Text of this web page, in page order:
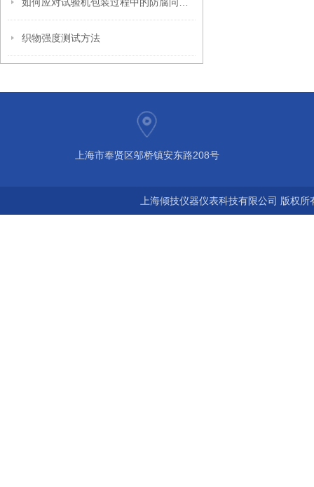
织物强度测试方法
上海市奉贤区邬桥镇安东路208号
上海倾技仪器仪表科技有限公司 版权